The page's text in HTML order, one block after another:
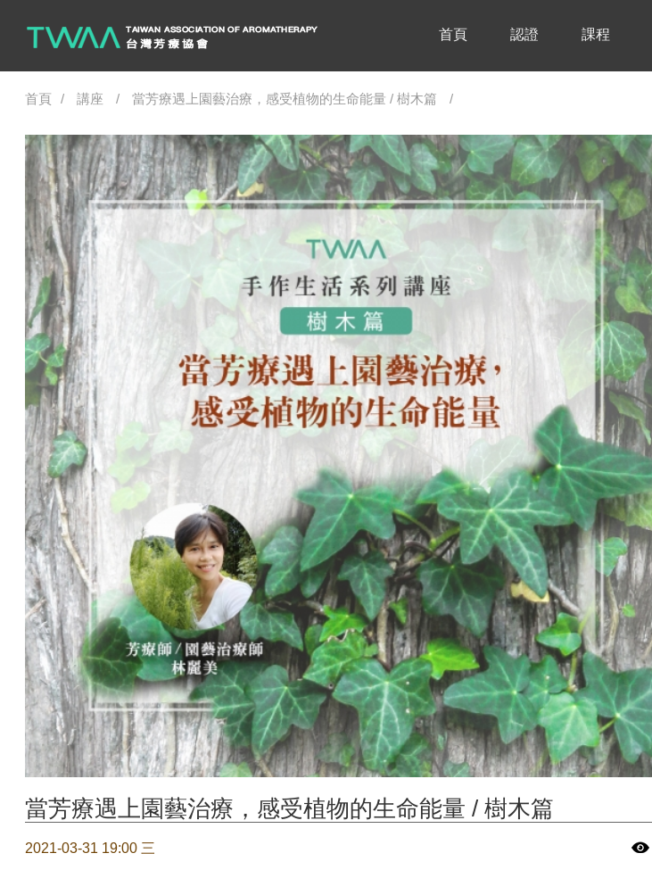
首頁 認證 課程
首頁 講座 當芳療遇上園藝治療，感受植物的生命能量 / 樹木篇
當芳療遇上園藝治療，感受植物的生命能量 / 樹木篇
2021-03-31 19:00 三